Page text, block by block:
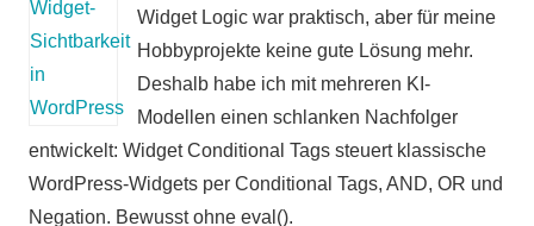
Widget Logic war praktisch, aber für meine
Hobbyprojekte keine gute Lösung mehr.
Deshalb habe ich mit mehreren KI-
Modellen einen schlanken Nachfolger
entwickelt: Widget Conditional Tags steuert klassische
WordPress-Widgets per Conditional Tags, AND, OR und
Negation. Bewusst ohne eval().